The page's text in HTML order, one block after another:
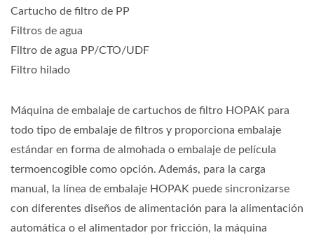
Cartucho de filtro de PP
Filtros de agua
Filtro de agua PP/CTO/UDF
Filtro hilado
Máquina de embalaje de cartuchos de filtro HOPAK para
todo tipo de embalaje de filtros y proporciona embalaje
estándar en forma de almohada o embalaje de película
termoencogible como opción. Además, para la carga
manual, la línea de embalaje HOPAK puede sincronizarse
con diferentes diseños de alimentación para la alimentación
automática o el alimentador por fricción, la máquina